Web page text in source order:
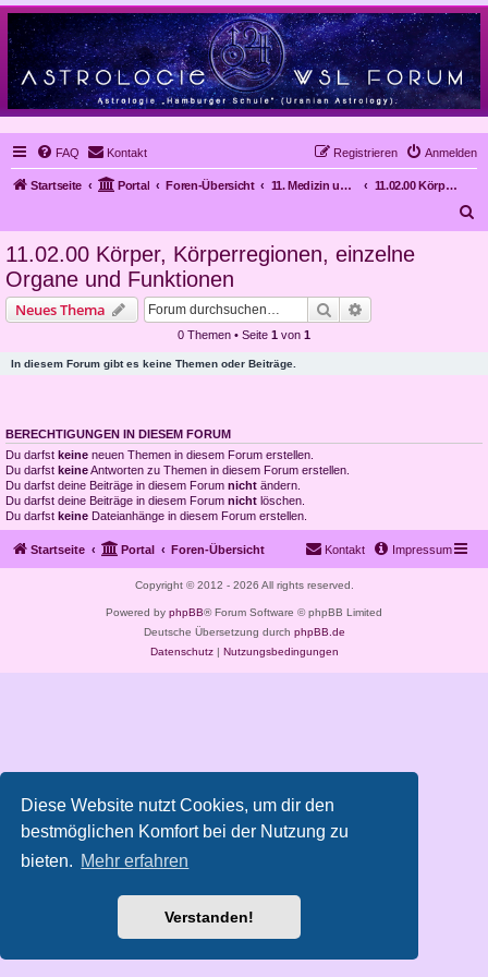
Diese Website nutzt Cookies, um dir den
bestmöglichen Komfort bei der Nutzung zu
bieten. Mehr erfahren
Verstanden!
FAQ Kontakt Anmelden
Registrieren
Startseite Portal Foren-Übersicht 11. Medizin und Astrologie
11.02.00 Körper, Körperregionen, einzelne Organe und Funktionen
11.02.00 Körper, Körperregionen, einzelne
Organe und Funktionen
Neues Thema Suche
0 Themen • Seite 1 von 1
In diesem Forum gibt es keine Themen oder Beiträge.
BERECHTIGUNGEN IN DIESEM FORUM
Du darfst keine neuen Themen in diesem Forum erstellen.
Du darfst keineAntworten zu Themen in diesem Forum erstellen.
Du darfst deine Beiträge in diesem Forum nicht ändern.
Du darfst deine Beiträge in diesem Forum nicht löschen.
Du darfst keine Dateianhänge in diesem Forum erstellen.
Startseite Portal Foren-Übersicht Impressum
Kontakt
Copyright © 2012 - 2026 All rights reserved.
Powered by phpBB® Forum Software © phpBB Limited
Deutsche Übersetzung durch phpBB.de
Datenschutz| Nutzungsbedingungen